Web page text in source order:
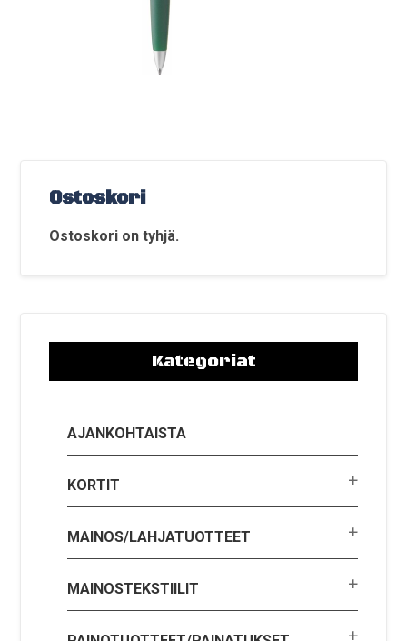
Ostoskori
Ostoskori on tyhjä.
Kategoriat
AJANKOHTAISTA
KORTIT
MAINOS/LAHJATUOTTEET
MAINOSTEKSTIILIT